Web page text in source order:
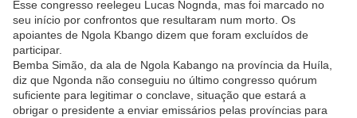
Esse congresso reelegeu Lucas Nognda, mas foi marcado no
seu início por confrontos que resultaram num morto. Os
apoiantes de Ngola Kbango dizem que foram excluídos de
participar.
Bemba Simão, da ala de Ngola Kabango na província da Huíla,
diz que Ngonda não conseguiu no último congresso quórum
suficiente para legitimar o conclave, situação que estará a
obrigar o presidente a enviar emissários pelas províncias para